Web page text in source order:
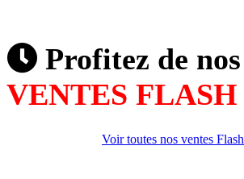
Profitez de nos
VENTES FLASH
Voir toutes nos ventes Flash